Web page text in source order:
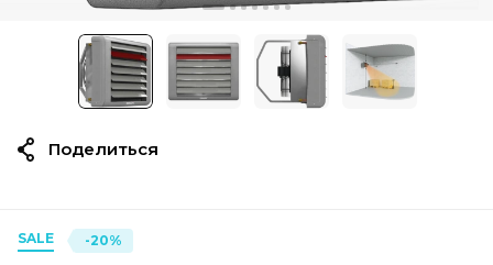
SALE -20%
Поделиться